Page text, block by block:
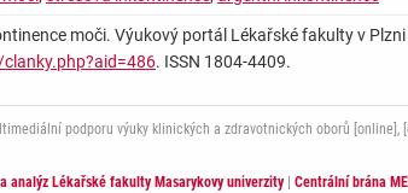
moči. Výukový portál Lékařské fakulty v
. ISSN 1804-4409.
podporu výuky klinických a zdravotnických oborů
analýz Lékařské fakulty Masarykovy univerzity| Centrální brána